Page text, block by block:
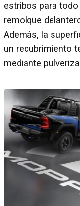
estribos para
remolque
Además, la
un recubrimiento
mediante